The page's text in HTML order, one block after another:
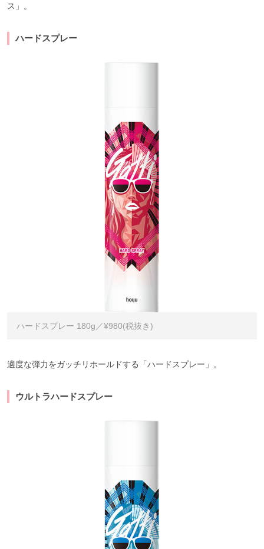
ス」。
ハードスプレー
ハードスプレー 180g／¥980(税抜き)
適度な弾力をガッチリホールドする「ハードスプレー」。
ウルトラハードスプレー